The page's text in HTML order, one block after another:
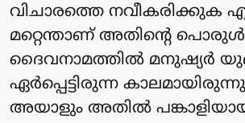
വിചാരത്തെ നവീകരിക്കുക
മറ്റെന്താണ് അതിന്റെ
ദൈവനാമത്തിൽ മനുഷ്യർ
ഏർപ്പെട്ടിരുന്ന
അയാളും അതിൽ